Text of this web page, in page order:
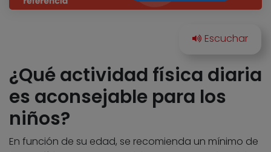
¿Qué actividad física diaria
es aconsejable para los
niños?
En función de su edad, se recomienda un mínimo de